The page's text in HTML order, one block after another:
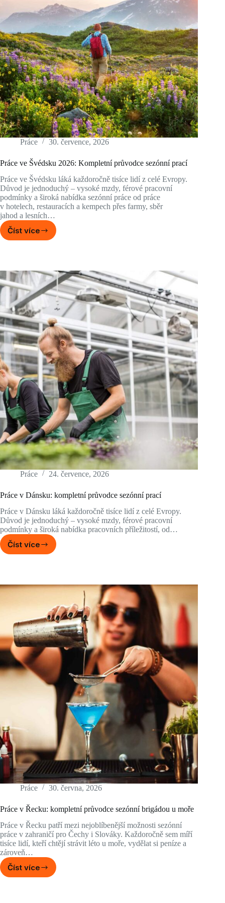
Práce 30. července, 2026
Práce ve Švédsku 2026: Kompletní průvodce sezónní prací
Práce ve Švédsku láká každoročně tisíce lidí z celé Evropy.
Důvod je jednoduchý – vysoké mzdy, férové pracovní
podmínky a široká nabídka sezónní práce od práce
v hotelech, restauracích a kempech přes farmy, sběr
jahod a lesních…
Číst více
Práce
Kompletní
průvodce
sezónní
prací
Práce 24. července, 2026
Práce v Dánsku: kompletní průvodce sezónní prací
Práce v Dánsku láká každoročně tisíce lidí z celé Evropy.
Důvod je jednoduchý – vysoké mzdy, férové pracovní
podmínky a široká nabídka pracovních příležitostí, od…
Číst více
Práce
průvodce
prací
Práce 30. června, 2026
Práce v Řecku: kompletní průvodce sezónní brigádou u moře
Práce v Řecku patří mezi nejoblíbenější možnosti sezónní
práce v zahraničí pro Čechy i Slováky. Každoročně sem míří
tisíce lidí, kteří chtějí strávit léto u moře, vydělat si peníze a
zároveň…
Číst více
Práce